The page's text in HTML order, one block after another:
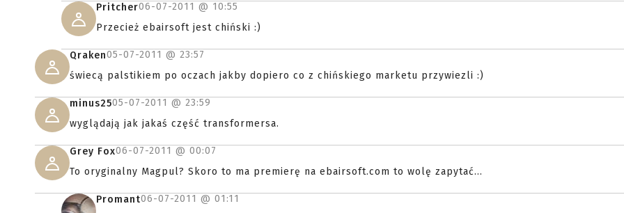
Pritcher06-07-2011 @ 10:55
Przecież ebairsoft jest chiński :)
Qraken05-07-2011 @ 23:57
świecą palstikiem po oczach jakby dopiero co z chińskiego marketu przywiezli :)
minus2505-07-2011 @ 23:59
wyglądają jak jakaś część transformersa.
Grey Fox06-07-2011 @ 00:07
To oryginalny Magpul? Skoro to ma premierę na ebairsoft.com to wolę zapytać...
Promant06-07-2011 @ 01:11